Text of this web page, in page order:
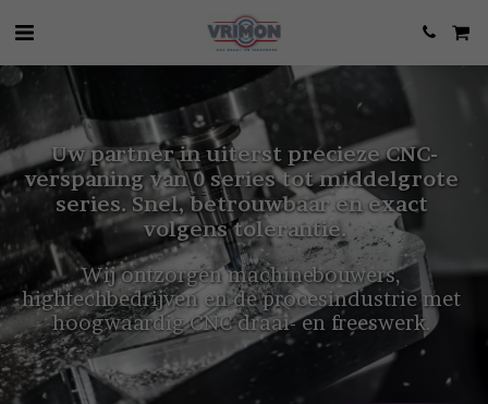
Uw partner in uiterst precieze CNC-
verspaning van 0 series tot middelgrote
series. Snel, betrouwbaar en exact
volgens tolerantie.
Wij ontzorgen machinebouwers,
hightechbedrijven en de procesindustrie met
hoogwaardig CNC draai- en freeswerk.